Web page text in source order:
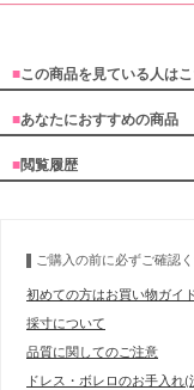
■この商品を見ている人は
■あなたにおすすめの商品
■閲覧履歴
ご購入の前に必ずご確認
初めての方はお買い物ガイ
採寸について
品質に関してのご注意
ドレス・ボレロのお手入れ